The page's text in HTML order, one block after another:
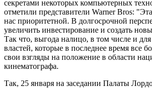
секретами некоторых компьютерных
отметили представители Warner Bros:
нас приоритетной. В долгосрочной
увеличить инвестирование и создать
Так что, выгода налицо, в том числе и
властей, которые в последнее время все
свои взгляды на положение в области
кинематографа.
Так, 25 января на заседании Палаты